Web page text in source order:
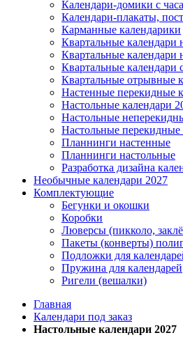
Календари-домики с
Календари-плакаты,
Карманные календарики
Квартальные календари
Квартальные
Квартальные календари
Квартальные отрывные
Настенные перекидные
Настольные календари
Настольные
Настольные
Планнинги настенные
Планнинги настольные
Разработка дизайна
Необычные календари 2027
Комплектующие
Бегунки и окошки
Коробки
Люверсы (пикколо,
Пакеты (конверты)
Подложки для
Пружина для календарей
Ригели (вешалки)
Главная
Календари под заказ
Настольные календари 2027